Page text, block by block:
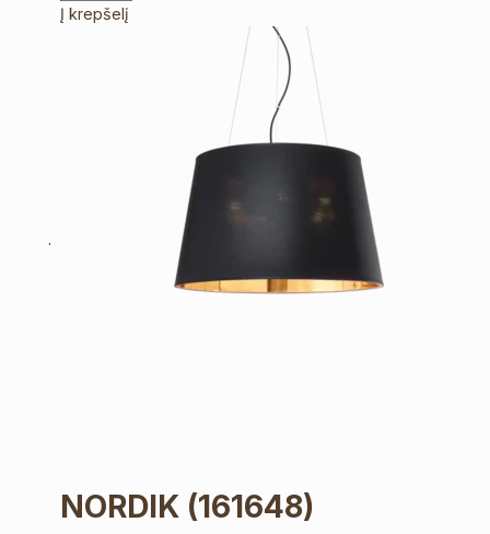
Į krepšelį
NORDIK (161648)